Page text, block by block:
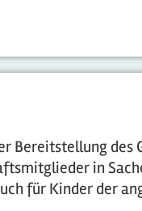
Bereitstellung des
in
für Kinder der